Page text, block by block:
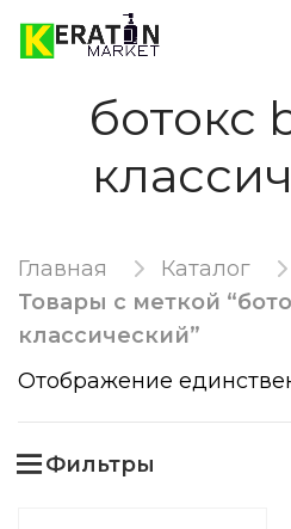
ботокс
Главная
Каталог
Товары с меткой
классический”
Отображение
Фильтры